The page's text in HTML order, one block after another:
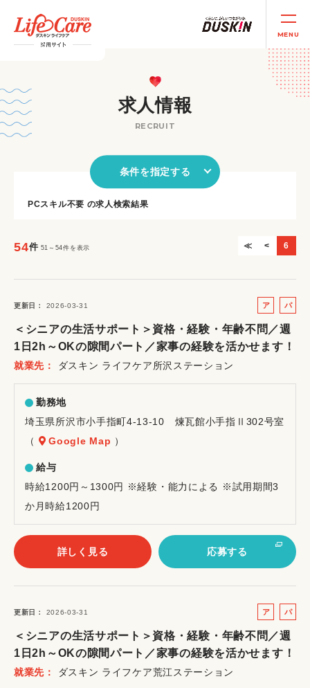
MENU
求人情報
RECRUIT
条件を指定する
PCスキル不要 の求人検索結果
54件 51～54件を表示 ≪ < 6
更新日 2026-03-31
ア
バ
イ
パ
ト
＜シニアの生活サポート＞資格・経験・年齢不問／週
1日2h～OKの隙間パート／家事の経験を活かせます！
就業先 ダスキン ライフケア所沢ステーション
勤務地
埼玉県所沢市小手指町4-13-10 煉瓦館小手指Ⅱ302号室
（
Google Map ）
給与
時給1200円～1300円 ※経験・能力による ※試用期間3
か月時給1200円
詳しく見る 応募する
更新日 2026-03-31
ア
バ
イ
パ
ト
＜シニアの生活サポート＞資格・経験・年齢不問／週
1日2h～OKの隙間パート／家事の経験を活かせます！
就業先 ダスキン ライフケア荒江ステーション